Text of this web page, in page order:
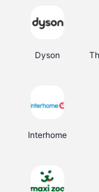
Dyson
Interhome